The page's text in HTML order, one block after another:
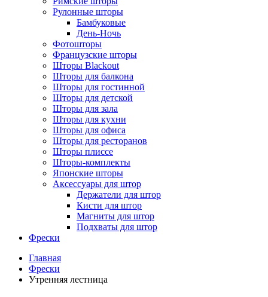
Рулонные шторы
Бамбуковые
День-Ночь
Фотошторы
Французские шторы
Шторы Blackout
Шторы для балкона
Шторы для гостинной
Шторы для детской
Шторы для зала
Шторы для кухни
Шторы для офиса
Шторы для ресторанов
Шторы плиссе
Шторы-комплекты
Японские шторы
Аксессуары для штор
Держатели для штор
Кисти для штор
Магниты для штор
Подхваты для штор
Фрески
Главная
Фрески
Утренняя лестница